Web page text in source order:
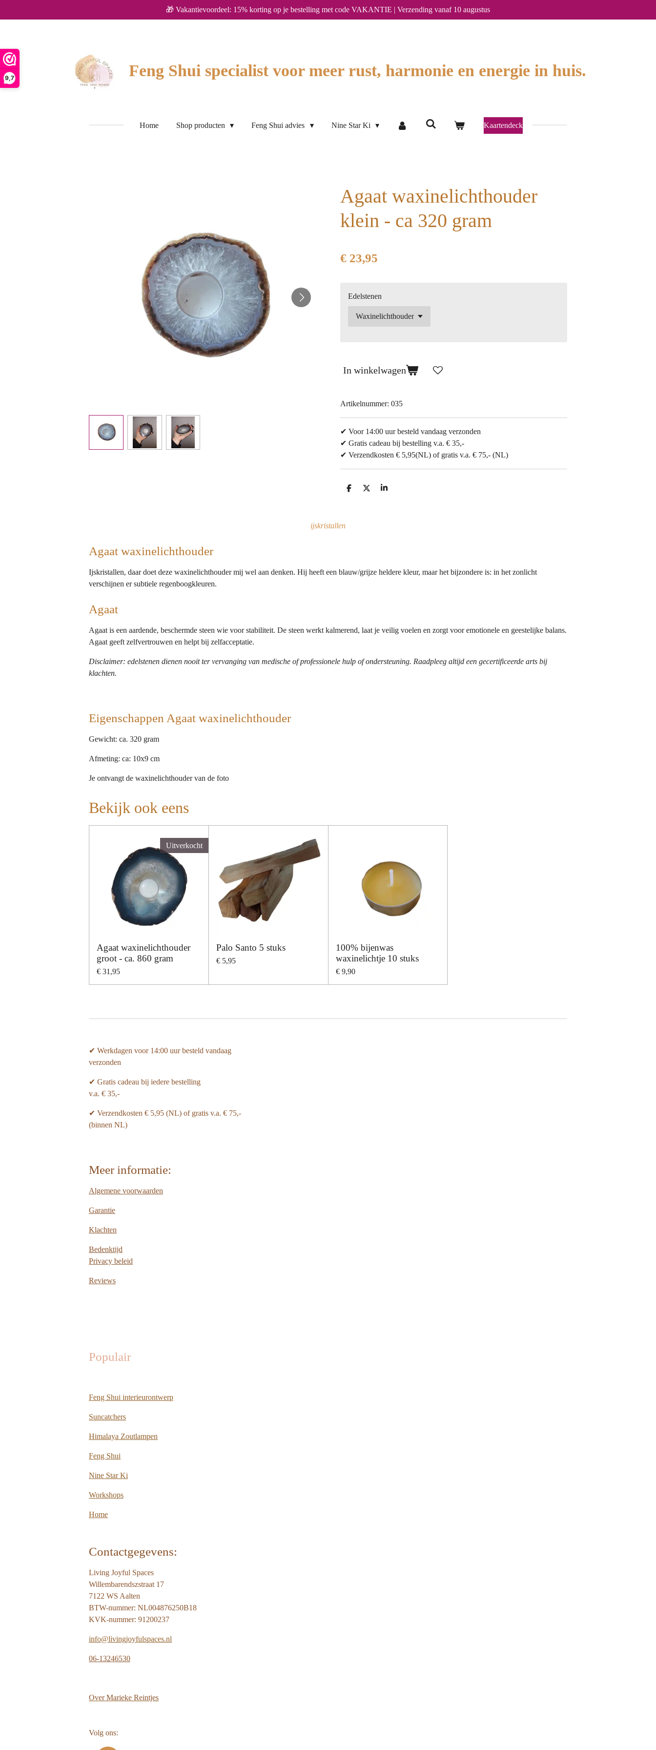
9,7
direct
hoofdinhoud
🎁 Vakantievoordeel: 15% korting op je bestelling met code VAKANTIE | Verzending vanaf 10 augustus
Feng Shui specialist voor meer rust, harmonie en energie in huis.
Home Shop producten Feng Shui advies Nine Star Ki Kaartendeck
Agaat waxinelichthouder
klein - ca 320 gram
€ 23,95
Edelstenen
In winkelwagen
Artikelnummer: 035
✔ Voor 14:00 uur besteld vandaag verzonden
✔ Gratis cadeau bij bestelling v.a. € 35,-
✔ Verzendkosten € 5,95(NL) of gratis v.a. € 75,- (NL)
D
D
S
ijskristallen
Agaat waxinelichthouder
Ijskristallen, daar doet deze waxinelichthouder mij wel aan denken. Hij heeft een blauw/grijze heldere kleur, maar het bijzondere is: in het zonlicht
verschijnen er subtiele regenboogkleuren.
Agaat
Agaat is een aardende, beschermde steen wie voor stabiliteit. De steen werkt kalmerend, laat je veilig voelen en zorgt voor emotionele en geestelijke balans.
Agaat geeft zelfvertrouwen en helpt bij zelfacceptatie.
Disclaimer: edelstenen dienen nooit ter vervanging van medische of professionele hulp of ondersteuning. Raadpleeg altijd een gecertificeerde arts bij
klachten.
Eigenschappen Agaat waxinelichthouder
Gewicht: ca. 320 gram
Afmeting: ca: 10x9 cm
Je ontvangt de waxinelichthouder van de foto
Bekijk ook eens
Uitverkocht
Agaat waxinelichthouder
groot - ca. 860 gram
€ 31,95
Palo Santo 5 stuks
€ 5,95
100% bijenwas
waxinelichtje 10 stuks
€ 9,90
✔ Werkdagen voor 14:00 uur besteld vandaag
verzonden
✔ Gratis cadeau bij iedere bestelling
v.a. € 35,-
✔ Verzendkosten € 5,95 (NL) of gratis v.a. € 75,-
(binnen NL)
Meer informatie:
Algemene voorwaarden
Garantie
Klachten
Bedenktijd
Privacy beleid
Reviews
Populair
Feng Shui interieurontwerp
Suncatchers
Himalaya Zoutlampen
Feng Shui
Nine Star Ki
Workshops
Home
Contactgegevens:
Living Joyful Spaces
Willembarendszstraat 17
7122 WS Aalten
BTW-nummer: NL004876250B18
KVK-nummer: 91200237
info@livingjoyfulspaces.nl
06-13246530
OverMarieke Reintjes
Volg ons: